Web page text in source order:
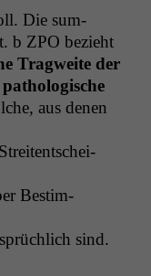
Die sum­
b ZPO bezieht
Trag­weite der
pathol­o­gis­che
aus denen
Bes­tim­
sind.